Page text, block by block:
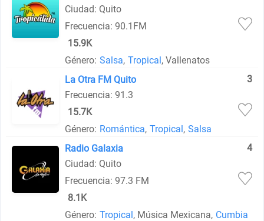
Ciudad: Quito
Frecuencia: 90.1FM
15.9K
Género: Salsa, Tropical, Vallenatos
La Otra FM Quito
3
Frecuencia: 91.3
15.7K
Género: Romántica, Tropical, Salsa
Radio Galaxia
4
Ciudad: Quito
Frecuencia: 97.3 FM
8.1K
Género: Tropical, Música Mexicana, Cumbia